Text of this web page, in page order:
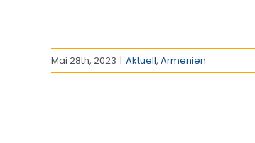
Mai 28th, 2023 | Aktuell, Armenien